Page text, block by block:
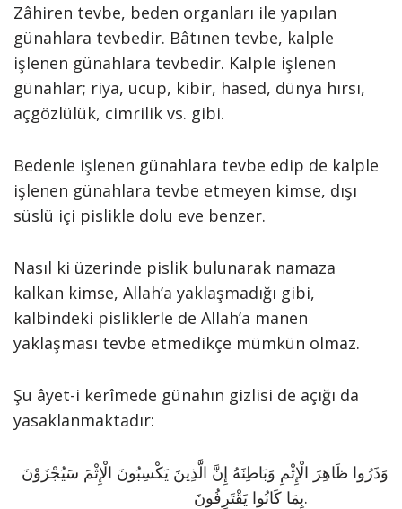
Zâhiren tevbe, beden organları ile yapılan
günahlara tevbedir. Bâtınen tevbe, kalple
işlenen günahlara tevbedir. Kalple işlenen
günahlar; riya, ucup, kibir, hased, dünya hırsı,
açgözlülük, cimrilik vs. gibi.
Bedenle işlenen günahlara tevbe edip de kalple
işlenen günahlara tevbe etmeyen kimse, dışı
süslü içi pislikle dolu eve benzer.
Nasıl ki üzerinde pislik bulunarak namaza
kalkan kimse, Allah’a yaklaşmadığı gibi,
kalbindeki pisliklerle de Allah’a manen
yaklaşması tevbe etmedikçe mümkün olmaz.
Şu âyet-i kerîmede günahın gizlisi de açığı da
yasaklanmaktadır:
وَذَرُوا ظَاهِرَ الْإِثْمِ وَبَاطِنَهُ إِنَّ الَّذِينَ يَكْسِبُونَ الْإِثْمَ سَيُجْزَوْنَ
بِمَا كَانُوا يَقْتَرِفُونَ.